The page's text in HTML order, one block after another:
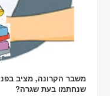
משבר הקרונה, מציב
שנחתמו בעת שגרה?